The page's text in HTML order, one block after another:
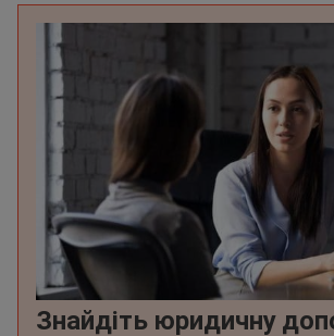
Знайдіть юридичну